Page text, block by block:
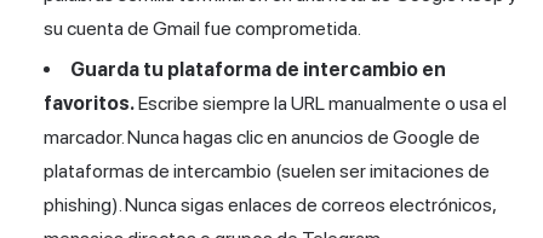
su cuenta de Gmail fue comprometida.
Guarda tu plataforma de intercambio en
favoritos.Escribe siempre la URL manualmente o usa el
marcador. Nunca hagas clic en anuncios de Google de
plataformas de intercambio (suelen ser imitaciones de
phishing). Nunca sigas enlaces de correos electrónicos,